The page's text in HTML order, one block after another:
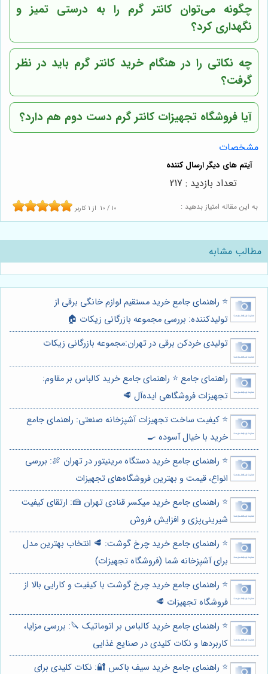
چگونه می‌توان کانتر گرم را به درستی تمیز و
نگهداری کرد؟
چه نکاتی را در هنگام خرید کانتر گرم باید در نظر
گرفت؟
آیا فروشگاه تجهیزات کانتر گرم دست دوم هم دارد؟
مشخصات
به این مقاله امتیاز بدهید : 10 / 10 از 1 کاربر
تعداد بازدید : 217
مطالب مشابه
⭐️ راهنمای جامع خرید مستقیم لوازم خانگی برقی از
تولیدکننده: بررسی مجموعه بازرگانی زیکات 🏠
تولیدی خردکن برقی در تهران:مجموعه بازرگانی زیکات
راهنمای جامع ⭐️ راهنمای جامع خرید کالباس بر مقاوم:
تجهیزات فروشگاهی ایده‌آل 🥩
⭐️ کیفیت ساخت تجهیزات آشپزخانه صنعتی: راهنمای جامع
خرید با خیال آسوده 🍳
⭐️ راهنمای جامع خرید دستگاه مرینیتور در تهران 🍖: بررسی
انواع، قیمت و بهترین فروشگاه‌های تجهیزات
⭐️ راهنمای جامع خرید میکسر قنادی تهران 🍰: ارتقای کیفیت
شیرینی‌پزی و افزایش فروش
⭐️ راهنمای جامع خرید چرخ گوشت: 🥩 انتخاب بهترین مدل
برای آشپزخانه شما (فروشگاه تجهیزات)
⭐️ راهنمای جامع خرید چرخ گوشت با کیفیت و کارایی بالا از
فروشگاه تجهیزات 🥩
⭐️ راهنمای جامع خرید کالباس بر اتوماتیک 🔪: بررسی مزایا،
کاربردها و نکات کلیدی در صنایع غذایی
⭐️ راهنمای جامع خرید سیف باکس 🔐: نکات کلیدی برای